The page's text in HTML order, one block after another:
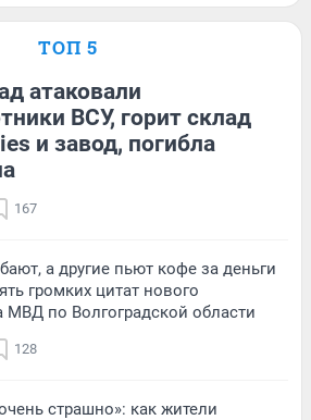
ТОП 5
атаковали
ВСУ, горит склад
и завод, погибла
167
а другие пьют кофе за деньги
громких цитат нового
МВД по Волгоградской области
128
страшно»: как жители